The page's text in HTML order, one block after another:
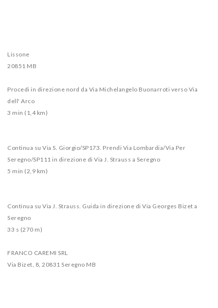
Lissone
20851 MB
Procedi in direzione nord da Via Michelangelo Buonarroti verso Via
dell' Arco
3 min (1,4 km)
Continua su Via S. Giorgio/SP173. Prendi Via Lombardia/Via Per
Seregno/SP111 in direzione di Via J. Strauss a Seregno
5 min (2,9 km)
Continua su Via J. Strauss. Guida in direzione di Via Georges Bizet a
Seregno
33 s (270 m)
FRANCO CAREMI SRL
Via Bizet, 8, 20831 Seregno MB